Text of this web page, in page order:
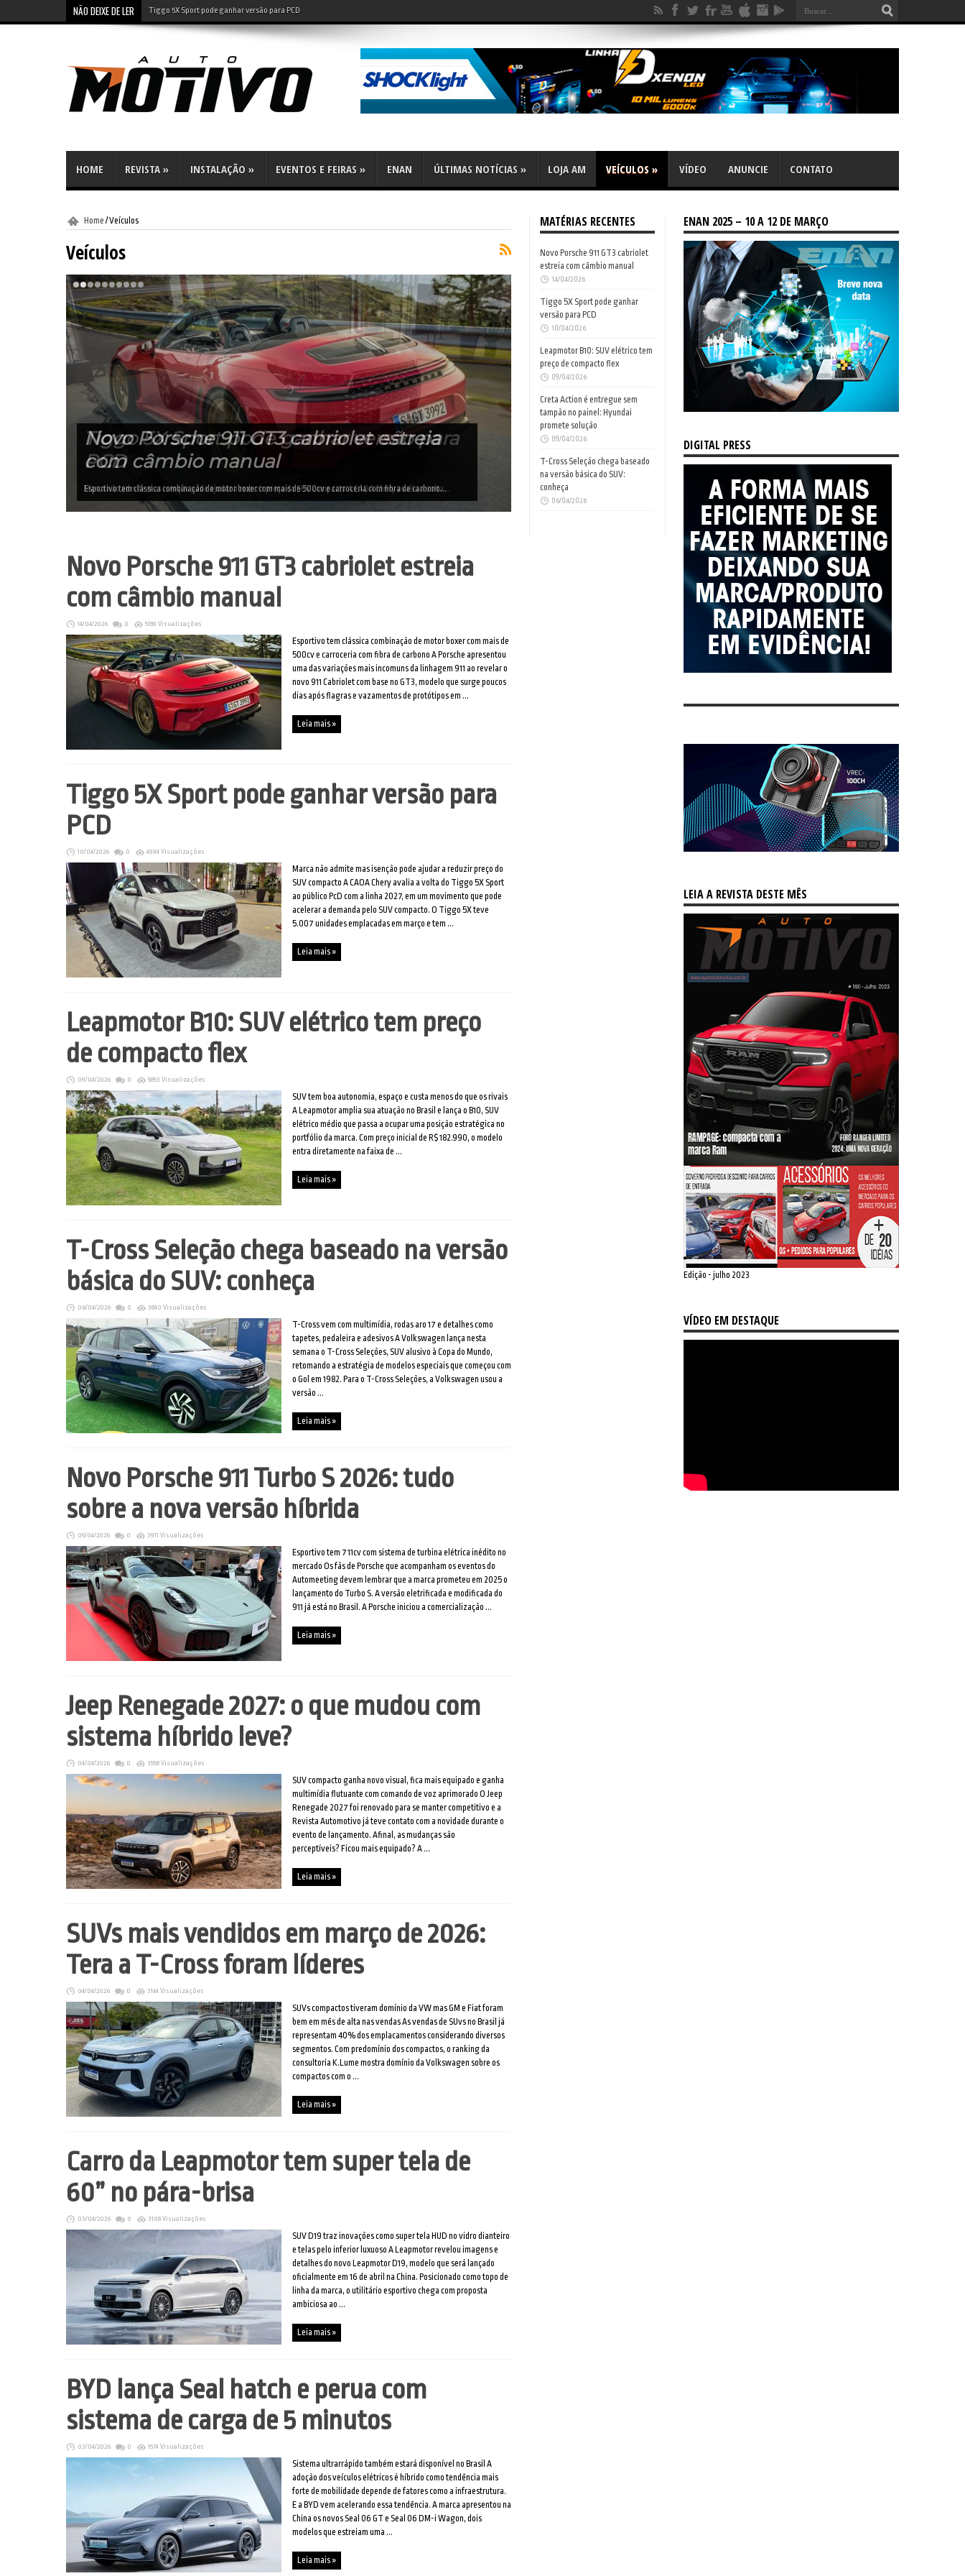
NÃO DEIXE DE LER Leapmotor B10: SUV elétrico tem preço de compacto flex
HOME REVISTA » INSTALAÇÃO » EVENTOS E FEIRAS » ENAN ÚLTIMAS NOTÍCIAS » LOJA AM VEÍCULOS » VÍDEO ANUNCIE CONTATO
Home /Veículos
Veículos
Tiggo 5X Sport pode ganhar versão para
PCD
Marca não admite mas isenção pode ajudar a reduzir preço do SUV compacto A CAOA Chery avalia a volta...
Novo Porsche 911 GT3 cabriolet estreia
com câmbio manual
14/04/2026 0 5189 Visualizações
Esportivo tem clássica combinação de motor boxer com mais de
500cv e carroceria com fibra de carbono A Porsche apresentou
uma das variações mais incomuns da linhagem 911 ao revelar o
novo 911 Cabriolet com base no GT3, modelo que surge poucos
dias após flagras e vazamentos de protótipos em ...
Leia mais »
Tiggo 5X Sport pode ganhar versão para
PCD
10/04/2026 0 4994 Visualizações
Marca não admite mas isenção pode ajudar a reduzir preço do
SUV compacto A CAOA Chery avalia a volta do Tiggo 5X Sport
ao público PcD com a linha 2027, em um movimento que pode
acelerar a demanda pelo SUV compacto. O Tiggo 5X teve
5.007 unidades emplacadas em março e tem ...
Leia mais »
Leapmotor B10: SUV elétrico tem preço
de compacto flex
09/04/2026 0 5853 Visualizações
SUV tem boa autonomia, espaço e custa menos do que os rivais
A Leapmotor amplia sua atuação no Brasil e lança o B10, SUV
elétrico médio que passa a ocupar uma posição estratégica no
portfólio da marca. Com preço inicial de R$ 182.990, o modelo
entra diretamente na faixa de ...
Leia mais »
T-Cross Seleção chega baseado na versão
básica do SUV: conheça
06/04/2026 0 3840 Visualizações
T-Cross vem com multimídia, rodas aro 17 e detalhes como
tapetes, pedaleira e adesivos A Volkswagen lança nesta
semana o T-Cross Seleções, SUV alusivo à Copa do Mundo,
retomando a estratégia de modelos especiais que começou com
o Gol em 1982. Para o T-Cross Seleções, a Volkswagen usou a
versão ...
Leia mais »
Novo Porsche 911 Turbo S 2026: tudo
sobre a nova versão híbrida
05/04/2026 0 3911 Visualizações
Esportivo tem 711cv com sistema de turbina elétrica inédito no
mercado Os fãs de Porsche que acompanham os eventos do
Automeeting devem lembrar que a marca prometeu em 2025 o
lançamento do Turbo S. A versão eletrificada e modificada do
911 já está no Brasil. A Porsche iniciou a comercialização ...
Leia mais »
Jeep Renegade 2027: o que mudou com
sistema híbrido leve?
04/04/2026 0 3558 Visualizações
SUV compacto ganha novo visual, fica mais equipado e ganha
multimídia flutuante com comando de voz aprimorado O Jeep
Renegade 2027 foi renovado para se manter competitivo e a
Revista Automotivo já teve contato com a novidade durante o
evento de lançamento. Afinal, as mudanças são
perceptíveis? Ficou mais equipado? A ...
Leia mais »
SUVs mais vendidos em março de 2026:
Tera a T-Cross foram líderes
04/04/2026 0 3144 Visualizações
SUVs compactos tiveram domínio da VW mas GM e Fiat foram
bem em mês de alta nas vendas As vendas de SUvs no Brasil já
representam 40% dos emplacamentos considerando diversos
segmentos. Com predomínio dos compactos, o ranking da
consultoria K.Lume mostra domínio da Volkswagen sobre os
compactos com o ...
Leia mais »
Carro da Leapmotor tem super tela de
60” no pára-brisa
03/04/2026 0 3108 Visualizações
SUV D19 traz inovações como super tela HUD no vidro dianteiro
e telas pelo inferior luxuoso A Leapmotor revelou imagens e
detalhes do novo Leapmotor D19, modelo que será lançado
oficialmente em 16 de abril na China. Posicionado como topo de
linha da marca, o utilitário esportivo chega com proposta
ambiciosa ao ...
Leia mais »
BYD lança Seal hatch e perua com
sistema de carga de 5 minutos
03/04/2026 0 1574 Visualizações
Sistema ultrarrápido também estará disponível no Brasil A
adoção dos veículos elétricos é híbrido como tendência mais
forte de mobilidade depende de fatores como a infraestrutura.
E a BYD vem acelerando essa tendência. A marca apresentou na
China os novos Seal 06 GT e Seal 06 DM-i Wagon, dois
modelos que estreiam uma ...
Leia mais »
MATÉRIAS RECENTES
Novo Porsche 911 GT3 cabriolet
estreia com câmbio manual
14/04/2026
Tiggo 5X Sport pode ganhar
versão para PCD
10/04/2026
Leapmotor B10: SUV elétrico tem
preço de compacto flex
09/04/2026
Creta Action é entregue sem
tampão no painel: Hyundai
promete solução
09/04/2026
T-Cross Seleção chega baseado
na versão básica do SUV:
conheça
06/04/2026
ENAN 2025 – 10 A 12 DE MARÇO
DIGITAL PRESS
LEIA A REVISTA DESTE MÊS
Edição - julho 2023
VÍDEO EM DESTAQUE